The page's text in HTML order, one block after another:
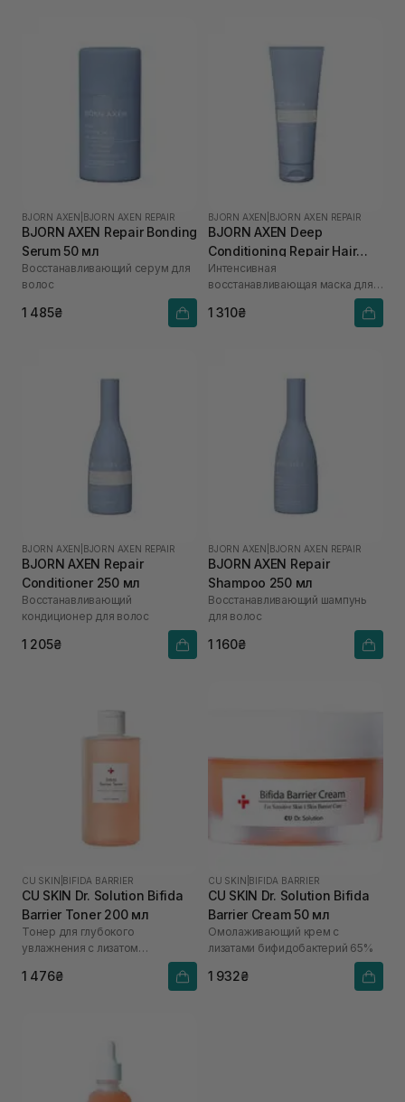
BJORN AXEN BJORN AXEN REPAIR
BJORN AXEN Repair Bonding
Serum 50 мл
Восстанавливающий серум для
волос
1 485₴
BJORN AXEN BJORN AXEN REPAIR
BJORN AXEN Deep
Conditioning Repair Hair
Mask 200 мл
Интенсивная
восстанавливающая маска для
1 310₴
BJORN AXEN BJORN AXEN REPAIR
BJORN AXEN Repair
Conditioner 250 мл
Восстанавливающий
кондиционер для волос
1 205₴
BJORN AXEN BJORN AXEN REPAIR
BJORN AXEN Repair
Shampoo 250 мл
Восстанавливающий шампунь
для волос
1 160₴
CU SKIN BIFIDA BARRIER
CU SKIN Dr. Solution Bifida
Barrier Toner 200 мл
Тонер для глубокого
увлажнения с лизатом
1 476₴
CU SKIN BIFIDA BARRIER
CU SKIN Dr. Solution Bifida
Barrier Cream 50 мл
Омолаживающий крем с
лизатами бифидобактерий 65%
1 932₴